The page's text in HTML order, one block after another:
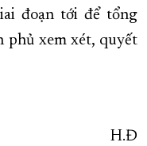
đoạn tới để tổng
phủ xem xét, quyết
H.Đ